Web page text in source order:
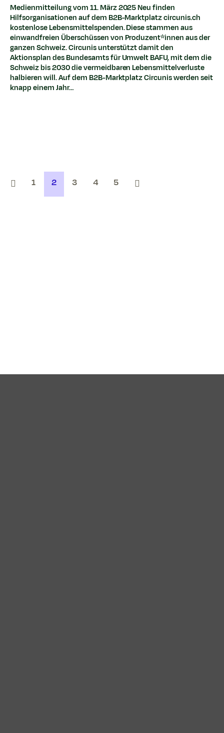
Medienmitteilung vom 11. März 2025 Neu finden
Hilfsorganisationen auf dem B2B-Marktplatz circunis.ch
kostenlose Lebensmittelspenden. Diese stammen aus
einwandfreien Überschüssen von Produzent*innen aus der
ganzen Schweiz. Circunis unterstützt damit den
Aktionsplan des Bundesamts für Umwelt BAFU, mit dem die
Schweiz bis 2030 die vermeidbaren Lebensmittelverluste
halbieren will. Auf dem B2B-Marktplatz Circunis werden seit
knapp einem Jahr…
1 2 3 4 5